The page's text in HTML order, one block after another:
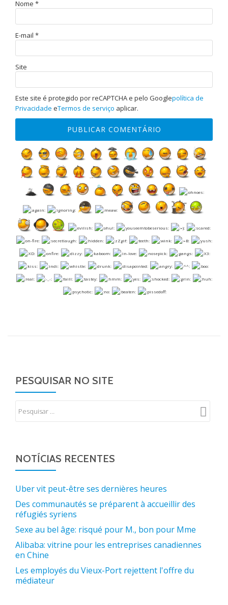
Nome *
E-mail *
Site
Este site é protegido por reCAPTCHA e pelo Googlepolítica de
Privacidade eTermos de serviço aplicar.
PESQUISAR NO SITE
NOTÍCIAS RECENTES
Uber vit peut-être ses dernières heures
Des communautés se préparent à accueillir des
réfugiés syriens
Sexe au bel âge: risqué pour M., bon pour Mme
Alibaba: vitrine pour les entreprises canadiennes
en Chine
Les employés du Vieux-Port rejettent l'offre du
médiateur